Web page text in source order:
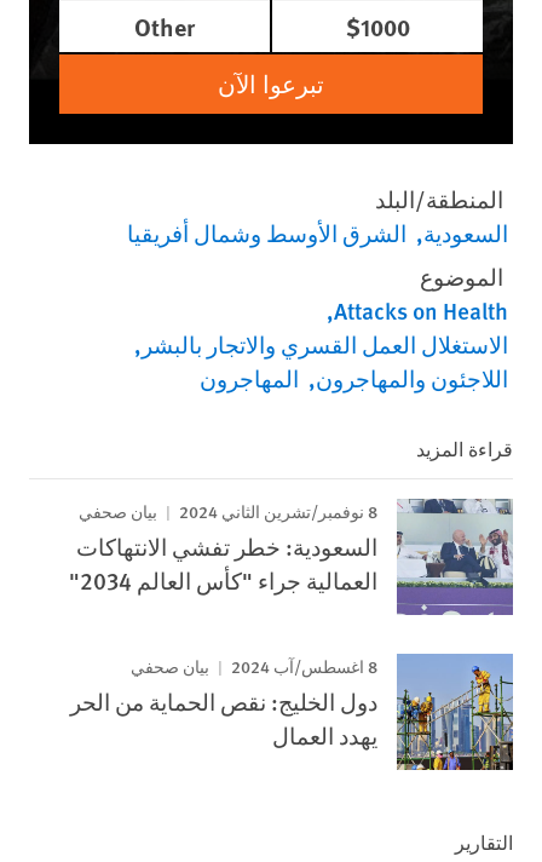
$1000
Other
تبرعوا الآن
المنطقة/البلد
السعودية الشرق الأوسط وشمال أفريقيا
الموضوع
Attacks on Health
الاستغلال العمل القسري والاتجار بالبشر
اللاجئون والمهاجرون المهاجرون
قراءة المزيد
8 نوفمبر/تشرين الثاني 2024 بيان صحفي
السعودية: خطر تفشي الانتهاكات
العمالية جراء "كأس العالم 2034"
8 اغسطس/آب 2024 بيان صحفي
دول الخليج: نقص الحماية من الحر
يهدد العمال
التقارير